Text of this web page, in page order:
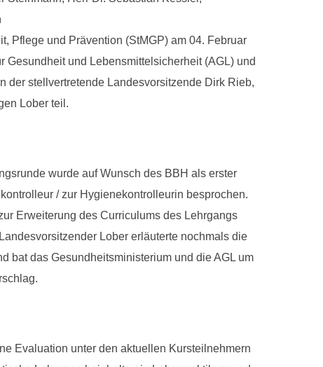
Pflege und Prävention (StMGP) am 04. Februar
und Lebensmittelsicherheit (AGL) und
der stellvertretende Landesvorsitzende Dirk Rieb,
Lober teil.
wurde auf Wunsch des BBH als erster
/ zur Hygienekontrolleurin besprochen.
Erweiterung des Curriculums des Lehrgangs
Lober erläuterte nochmals die
bat das Gesundheitsministerium und die AGL um
Evaluation unter den aktuellen Kursteilnehmern